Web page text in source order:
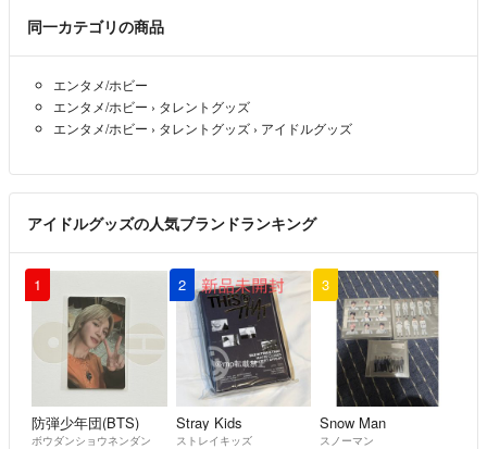
同一カテゴリの商品
エンタメ/ホビー
エンタメ/ホビー › タレントグッズ
エンタメ/ホビー › タレントグッズ › アイドルグッズ
アイドルグッズの人気ブランドランキング
1
防弾少年団(BTS)
ボウダンショウネンダン
2
Stray Kids
ストレイキッズ
3
Snow Man
スノーマン